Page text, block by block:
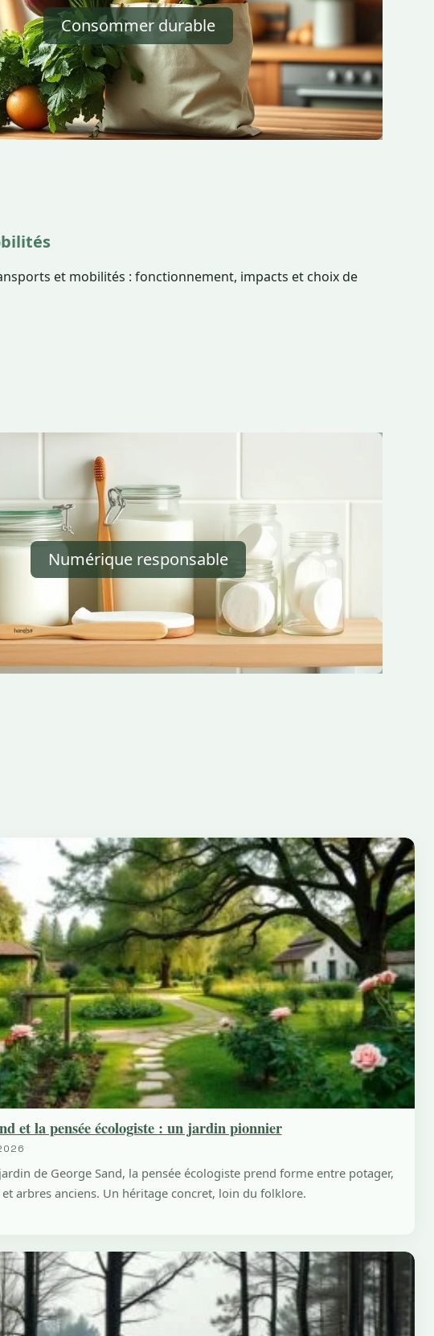
Consommer durable
et mobilités : fonctionnement, impacts et choix de
Numérique responsable
et la pensée écologiste : un jardin pionnier
de George Sand, la pensée écologiste prend forme entre potager,
arbres anciens. Un héritage concret, loin du folklore.